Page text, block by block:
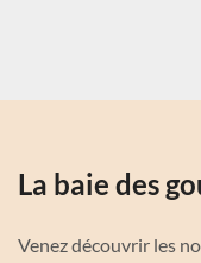
La baie des
Venez découvrir les